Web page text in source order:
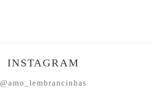
INSTAGRAM
@amo_lembrancinhas